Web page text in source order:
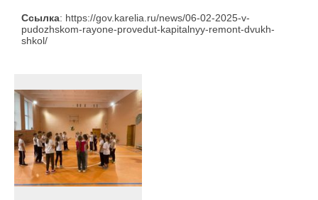
Ссылка: https://gov.karelia.ru/news/06-02-2025-v-
pudozhskom-rayone-provedut-kapitalnyy-remont-dvukh-
shkol/